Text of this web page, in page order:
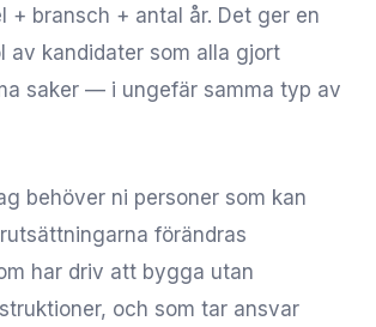
+ bransch + antal år. Det ger en
av kandidater som alla gjort
saker — i ungefär samma typ av
behöver ni personer som kan
förändras
har driv att bygga utan
och som tar ansvar